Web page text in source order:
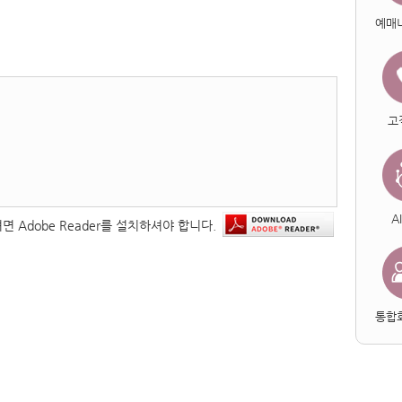
면 Adobe Reader를 설치하셔야 합니다.
예매
고
통합